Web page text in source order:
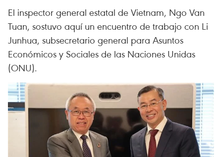
El inspector general estatal de Vietnam, Ngo Van
Tuan, sostuvo aquí un encuentro de trabajo con Li
Junhua, subsecretario general para Asuntos
Económicos y Sociales de las Naciones Unidas
(ONU).